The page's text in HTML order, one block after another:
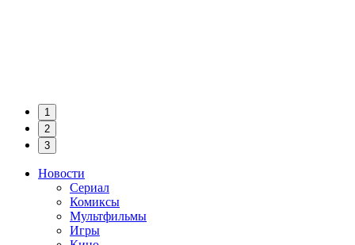
1
2
3
Новости
Сериал
Комиксы
Мультфильмы
Игры